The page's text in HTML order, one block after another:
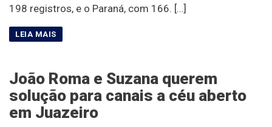
198 registros, e o Paraná, com 166. […]
João Roma e Suzana querem
solução para canais a céu aberto
em Juazeiro